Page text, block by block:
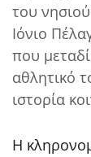
του
Ιόνιο
που
αθλητικό
ιστορία
Η